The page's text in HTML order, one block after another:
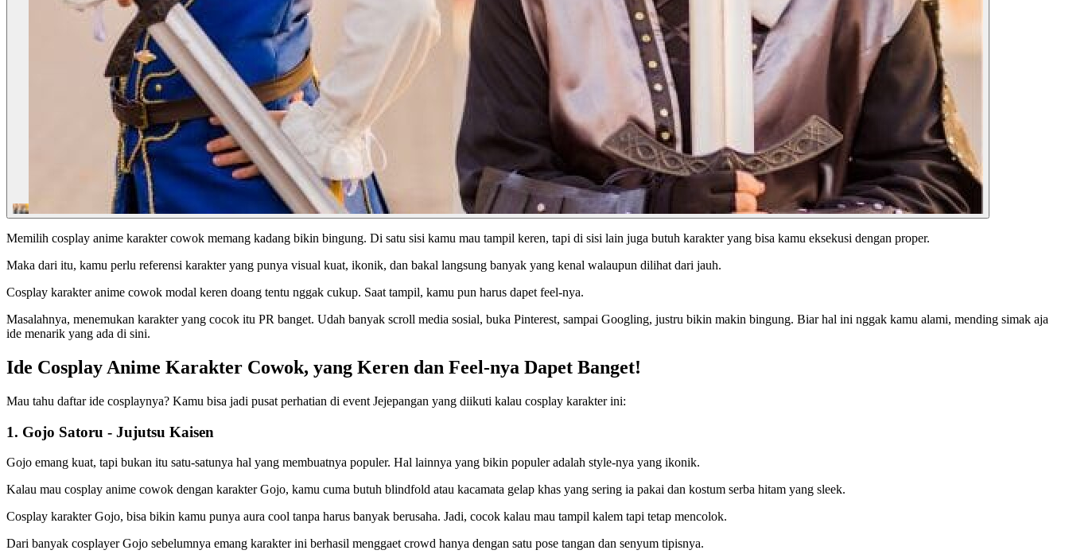
Memilih cosplay anime karakter cowok memang kadang bikin bingung. Di satu sisi kamu mau tampil keren, tapi di sisi lain juga butuh karakter yang bisa kamu eksekusi dengan proper.
Maka dari itu, kamu perlu referensi karakter yang punya visual kuat, ikonik, dan bakal langsung banyak yang kenal walaupun dilihat dari jauh.
Cosplay karakter anime cowok modal keren doang tentu nggak cukup. Saat tampil, kamu pun harus dapet feel-nya.
Masalahnya, menemukan karakter yang cocok itu PR banget. Udah banyak scroll media sosial, buka Pinterest, sampai Googling, justru bikin makin bingung. Biar hal ini nggak kamu alami, mending simak aja
ide menarik yang ada di sini.
Ide Cosplay Anime Karakter Cowok, yang Keren dan Feel-nya Dapet Banget!
Mau tahu daftar ide cosplaynya? Kamu bisa jadi pusat perhatian di event Jejepangan yang diikuti kalau cosplay karakter ini:
1. Gojo Satoru - Jujutsu Kaisen
Gojo emang kuat, tapi bukan itu satu-satunya hal yang membuatnya populer. Hal lainnya yang bikin populer adalah style-nya yang ikonik.
Kalau mau cosplay anime cowok dengan karakter Gojo, kamu cuma butuh blindfold atau kacamata gelap khas yang sering ia pakai dan kostum serba hitam yang sleek.
Cosplay karakter Gojo, bisa bikin kamu punya aura cool tanpa harus banyak berusaha. Jadi, cocok kalau mau tampil kalem tapi tetap mencolok.
Dari banyak cosplayer Gojo sebelumnya emang karakter ini berhasil menggaet crowd hanya dengan satu pose tangan dan senyum tipisnya.